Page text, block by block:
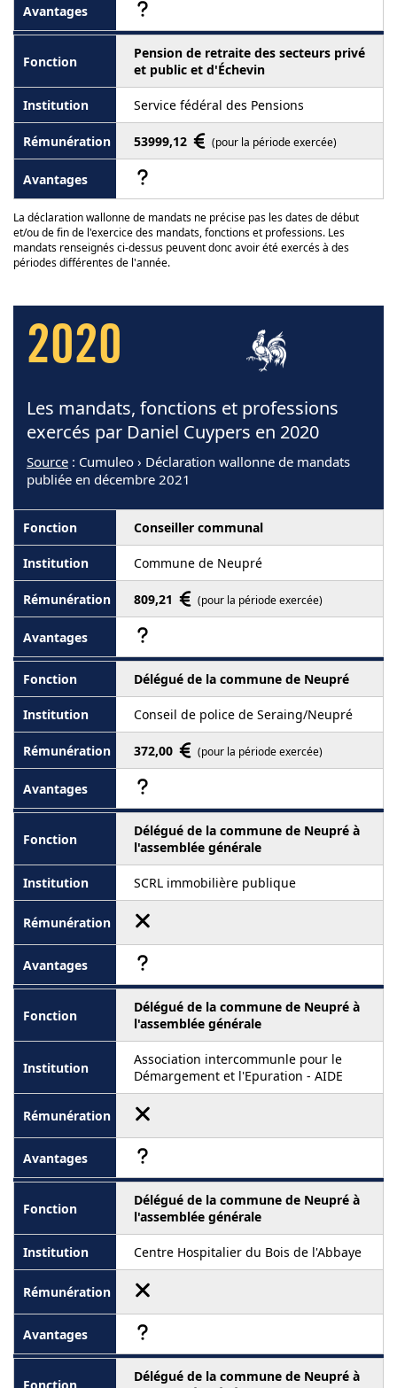
Pension de retraite des secteurs privé
et public et d'Échevin
Service fédéral des Pensions
53999,12 (pour la période exercée)
La déclaration wallonne de mandats ne précise pas les dates de début
et/ou de fin de l'exercice des mandats, fonctions et professions. Les
mandats renseignés ci-dessus peuvent donc avoir été exercés à des
périodes différentes de l'année.
2020
Les mandats, fonctions et professions
exercés par Daniel Cuypers en 2020
Source : Cumuleo › Déclaration wallonne de mandats
publiée en décembre 2021
Conseiller communal
Commune de Neupré
809,21 (pour la période exercée)
Délégué de la commune de Neupré
Conseil de police de Seraing/Neupré
372,00 (pour la période exercée)
Délégué de la commune de Neupré à
l'assemblée générale
SCRL immobilière publique
Délégué de la commune de Neupré à
l'assemblée générale
Association intercommunle pour le
Démargement et l'Epuration - AIDE
Délégué de la commune de Neupré à
l'assemblée générale
Centre Hospitalier du Bois de l'Abbaye
Délégué de la commune de Neupré à